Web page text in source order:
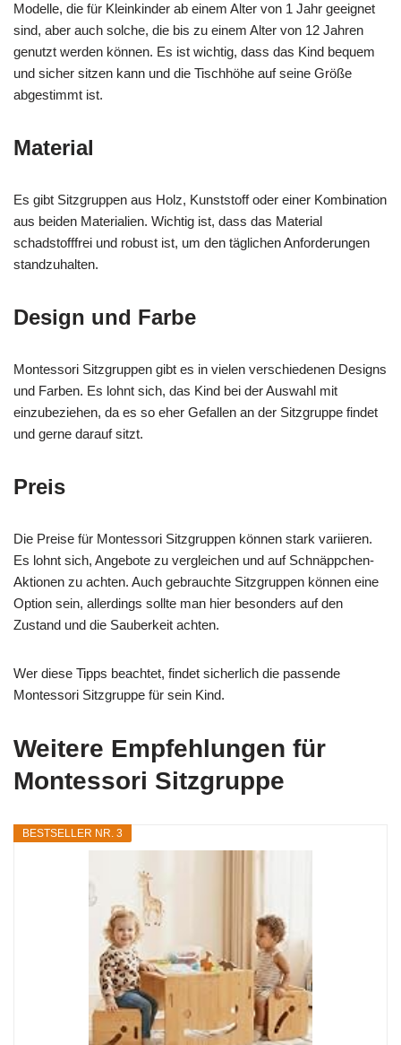
Modelle, die für Kleinkinder ab einem Alter von 1 Jahr geeignet
sind, aber auch solche, die bis zu einem Alter von 12 Jahren
genutzt werden können. Es ist wichtig, dass das Kind bequem
und sicher sitzen kann und die Tischhöhe auf seine Größe
abgestimmt ist.
Material
Es gibt Sitzgruppen aus Holz, Kunststoff oder einer Kombination
aus beiden Materialien. Wichtig ist, dass das Material
schadstofffrei und robust ist, um den täglichen Anforderungen
standzuhalten.
Design und Farbe
Montessori Sitzgruppen gibt es in vielen verschiedenen Designs
und Farben. Es lohnt sich, das Kind bei der Auswahl mit
einzubeziehen, da es so eher Gefallen an der Sitzgruppe findet
und gerne darauf sitzt.
Preis
Die Preise für Montessori Sitzgruppen können stark variieren.
Es lohnt sich, Angebote zu vergleichen und auf Schnäppchen-
Aktionen zu achten. Auch gebrauchte Sitzgruppen können eine
Option sein, allerdings sollte man hier besonders auf den
Zustand und die Sauberkeit achten.
Wer diese Tipps beachtet, findet sicherlich die passende
Montessori Sitzgruppe für sein Kind.
Weitere Empfehlungen für
Montessori Sitzgruppe
BESTSELLER NR. 3